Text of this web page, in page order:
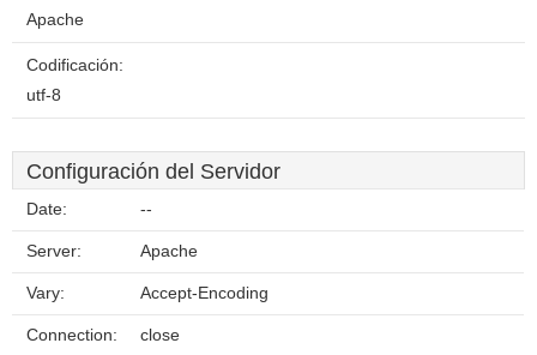
Apache
Codificación:
utf-8
Configuración del Servidor
Date: --
Server: Apache
Vary: Accept-Encoding
Connection: close